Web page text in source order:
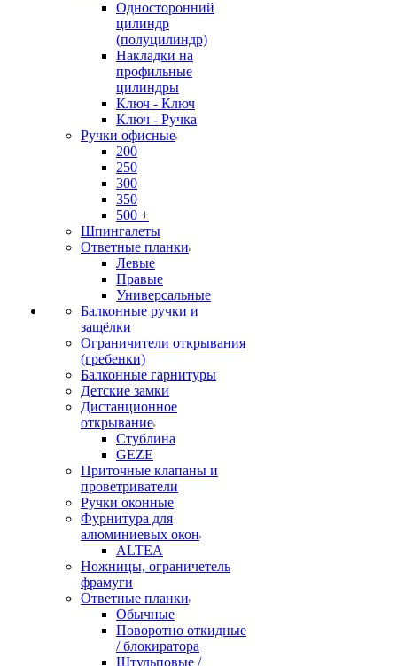
Односторонний
цилиндр
(полуцилиндр)
Накладки на
профильные
цилиндры
Ключ - Ключ
Ключ - Ручка
Ручки офисные
200
250
300
350
500 +
Шпингалеты
Ответные планки
Левые
Правые
Универсальные
Балконные ручки и
защёлки
Ограничители открывания
(гребенки)
Балконные гарнитуры
Детские замки
Дистанционное
открывание
Стублина
GEZE
Приточные клапаны и
проветриватели
Ручки оконные
Фурнитура для
алюминиевых окон
ALTEA
Ножницы, ограничетель
фрамуги
Ответные планки
Обычные
Поворотно откидные
/ блокиратора
Штульповые /